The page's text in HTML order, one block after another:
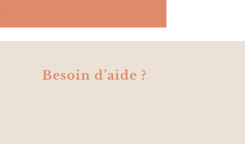
Besoin d’aide ?